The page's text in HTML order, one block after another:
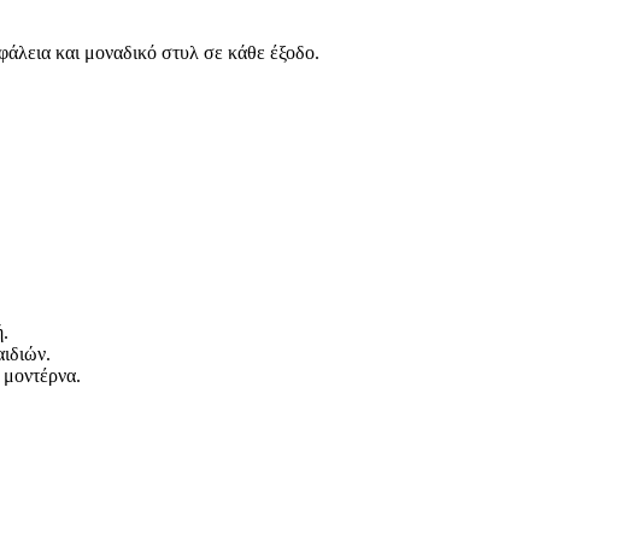
και μοναδικό στυλ σε κάθε έξοδο.
μοντέρνα.